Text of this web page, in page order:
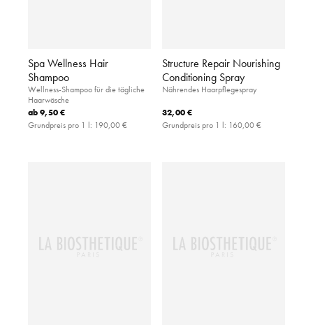
Spa Wellness Hair
Shampoo
Wellness-Shampoo für die tägliche
Haarwäsche
ab9,50 €
Grundpreis pro 1 l: 190,00 €
Structure Repair Nourishing
Conditioning Spray
Nährendes Haarpflegespray
32,00 €
Grundpreis pro 1 l: 160,00 €